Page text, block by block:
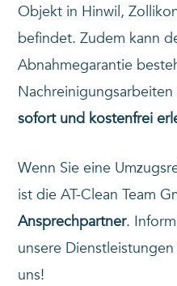
Objekt in Hinwil,
befindet. Zudem kann
Abnahmegarantie
sofort und kostenfrei
Wenn Sie eine
ist die AT-Clean Team
Ansprechpartner.
unsere
uns!